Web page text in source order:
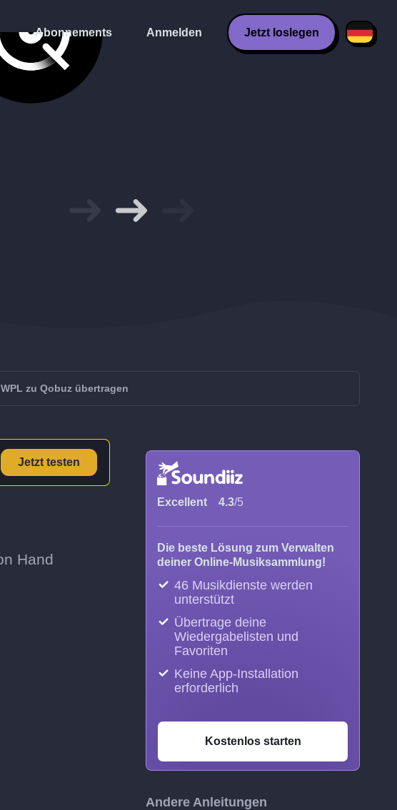
Abonnements Anmelden Jetzt loslegen
zu Qobuz übertragen
Jetzt testen
Hand
Excellent 4.3/5
Die beste Lösung zum Verwalten
deiner Online-Musiksammlung!
46 Musikdienste werden
unterstützt
Übertrage deine
Wiedergabelisten und
Favoriten
Keine App-Installation
erforderlich
Kostenlos starten
Andere Anleitungen